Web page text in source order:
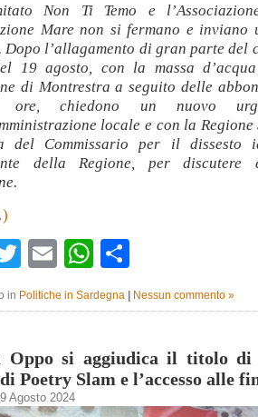
Non Ti Temo e
Mare non si fermano e inviano
Dopo l’allagamento di gran parte del
19 agosto, con la massa
di Montrestra a seguito delle
ore, chiedono un nuovo
locale e con la
del Commissario per il dissesto
della Regione, per
TwitterEmailWhatsApp
in Politiche in Sardegna Nessun commento »
Oppo si aggiudica il titolo di
Poetry Slam e l’accesso alle
Agosto 2024